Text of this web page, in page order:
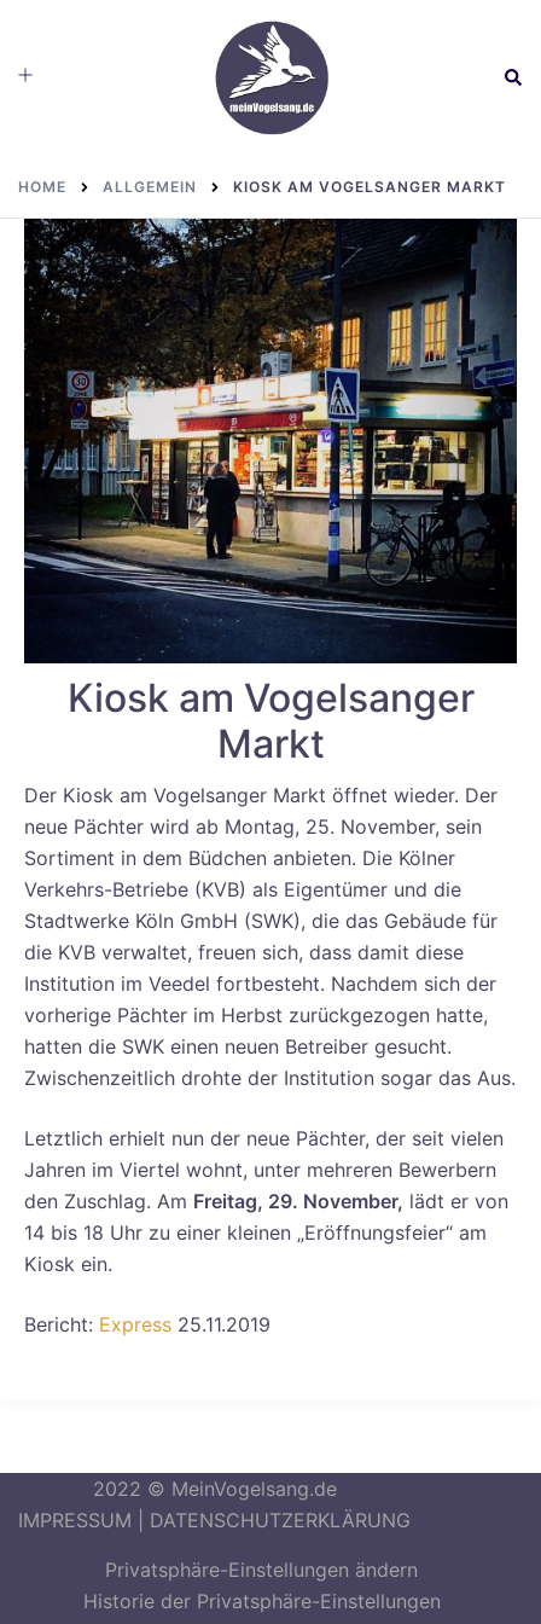
content
Toggle
HOME ALLGEMEIN KIOSK AM VOGELSANGER MARKT
Kiosk am Vogelsanger
Markt
Der Kiosk am Vogelsanger Markt öffnet wieder. Der
neue Pächter wird ab Montag, 25. November, sein
Sortiment in dem Büdchen anbieten. Die Kölner
Verkehrs-Betriebe (KVB) als Eigentümer und die
Stadtwerke Köln GmbH (SWK), die das Gebäude für
die KVB verwaltet, freuen sich, dass damit diese
Institution im Veedel fortbesteht. Nachdem sich der
vorherige Pächter im Herbst zurückgezogen hatte,
hatten die SWK einen neuen Betreiber gesucht.
Zwischenzeitlich drohte der Institution sogar das Aus.
Letztlich erhielt nun der neue Pächter, der seit vielen
Jahren im Viertel wohnt, unter mehreren Bewerbern
den Zuschlag. Am Freitag, 29. November, lädt er von
14 bis 18 Uhr zu einer kleinen „Eröffnungsfeier“ am
Kiosk ein.
Bericht: Express 25.11.2019
2022 © MeinVogelsang.de
IMPRESSUM
DATENSCHUTZERKLÄRUNG
Privatsphäre-Einstellungen ändern
Historie der Privatsphäre-Einstellungen